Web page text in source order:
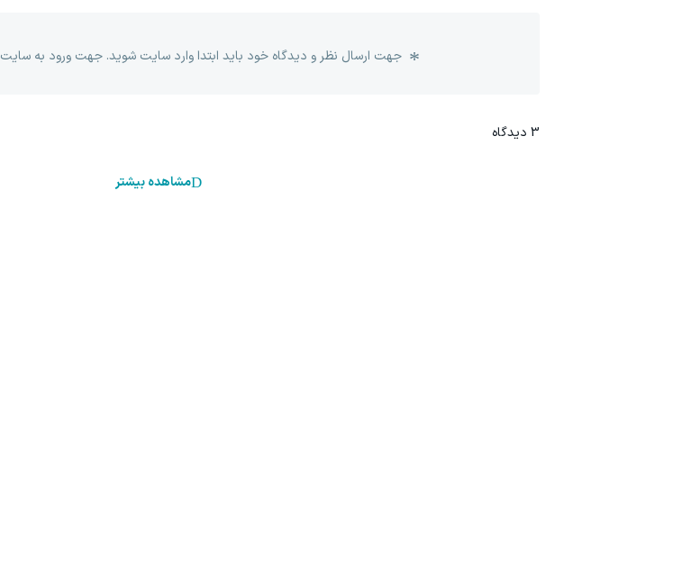
جهت ارسال نظر و دیدگاه خود باید ابتدا وارد سایت شوید. جهت ورود به سایت
3 دیدگاه
مشاهده بیشتر